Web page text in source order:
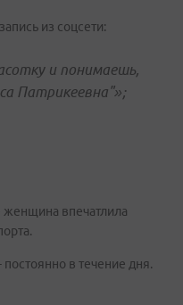
из соцсети:
и понимаешь,
Патрикеевна"»;
женщина впечатлила
в течение дня.